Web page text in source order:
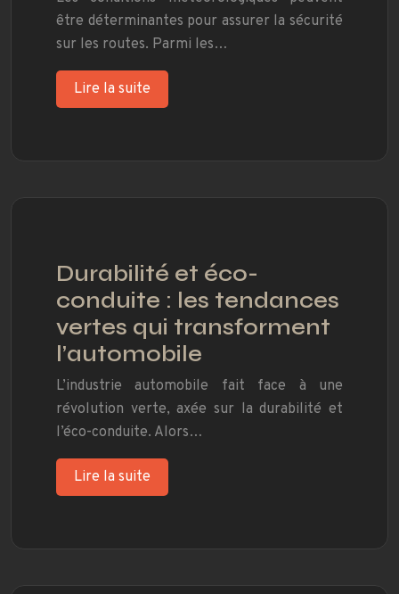
être déterminantes pour assurer la sécurité
sur les routes. Parmi les…
Lire la suite
Durabilité et éco-
conduite : les tendances
vertes qui transforment
l’automobile
L’industrie automobile fait face à une
révolution verte, axée sur la durabilité et
l’éco-conduite. Alors…
Lire la suite